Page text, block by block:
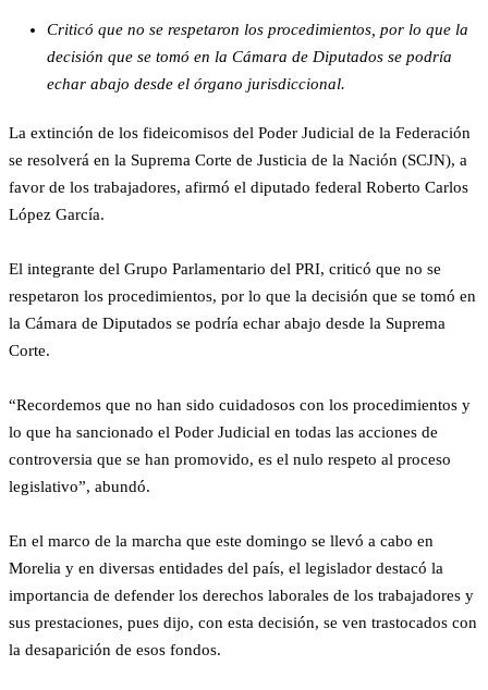
Criticó que no se respetaron los procedimientos, por lo que la
decisión que se tomó en la Cámara de Diputados se podría
echar abajo desde el órgano jurisdiccional.
La extinción de los fideicomisos del Poder Judicial de la Federación
se resolverá en la Suprema Corte de Justicia de la Nación (SCJN), a
favor de los trabajadores, afirmó el diputado federal Roberto Carlos
López García.
El integrante del Grupo Parlamentario del PRI, criticó que no se
respetaron los procedimientos, por lo que la decisión que se tomó en
la Cámara de Diputados se podría echar abajo desde la Suprema
Corte.
“Recordemos que no han sido cuidadosos con los procedimientos y
lo que ha sancionado el Poder Judicial en todas las acciones de
controversia que se han promovido, es el nulo respeto al proceso
legislativo”, abundó.
En el marco de la marcha que este domingo se llevó a cabo en
Morelia y en diversas entidades del país, el legislador destacó la
importancia de defender los derechos laborales de los trabajadores y
sus prestaciones, pues dijo, con esta decisión, se ven trastocados con
la desaparición de esos fondos.